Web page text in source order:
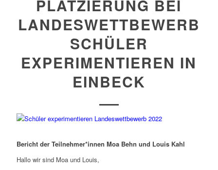
PLATZIERUNG BEI
LANDESWETTBEWERB
SCHÜLER
EXPERIMENTIEREN IN
EINBECK
Bericht der Teilnehmer*innen Moa Behn und Louis Kahl
Hallo wir sind Moa und Louis,